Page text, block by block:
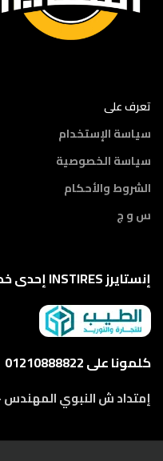
تعرف على
سياسة الإستخدام
سياسة الخصوصية
الشروط والأحكام
س و ج
إنستايرز INSTIRES إحدى خدمات
كلمونا على 01210888822
إمتداد ش النبوي المهندس -